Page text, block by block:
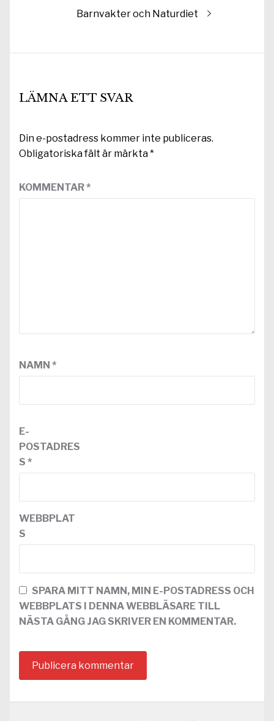
Nästa
Barnvakter och Naturdiet
LÄMNA ETT SVAR
Din e-postadress kommer inte publiceras.
Obligatoriska fält är märkta*
KOMMENTAR*
NAMN *
E-
POSTADRES
S *
WEBBPLAT
S
SPARA MITT NAMN, MIN E-POSTADRESS OCH
WEBBPLATS I DENNA WEBBLÄSARE TILL
NÄSTA GÅNG JAG SKRIVER EN KOMMENTAR.